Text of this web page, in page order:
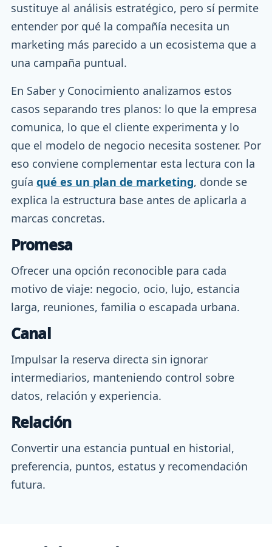
sustituye al análisis estratégico, pero sí permite
entender por qué la compañía necesita un
marketing más parecido a un ecosistema que a
una campaña puntual.
En Saber y Conocimiento analizamos estos
casos separando tres planos: lo que la empresa
comunica, lo que el cliente experimenta y lo
que el modelo de negocio necesita sostener. Por
eso conviene complementar esta lectura con la
guía qué es un plan de marketing, donde se
explica la estructura base antes de aplicarla a
marcas concretas.
Promesa
Ofrecer una opción reconocible para cada
motivo de viaje: negocio, ocio, lujo, estancia
larga, reuniones, familia o escapada urbana.
Canal
Impulsar la reserva directa sin ignorar
intermediarios, manteniendo control sobre
datos, relación y experiencia.
Relación
Convertir una estancia puntual en historial,
preferencia, puntos, estatus y recomendación
futura.